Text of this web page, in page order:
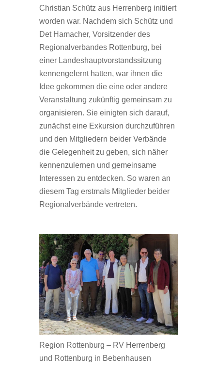
Christian Schütz aus Herrenberg initiiert
worden war. Nachdem sich Schütz und
Det Hamacher, Vorsitzender des
Regionalverbandes Rottenburg, bei
einer Landeshauptvorstandssitzung
kennengelernt hatten, war ihnen die
Idee gekommen die eine oder andere
Veranstaltung zukünftig gemeinsam zu
organisieren. Sie einigten sich darauf,
zunächst eine Exkursion durchzuführen
und den Mitgliedern beider Verbände
die Gelegenheit zu geben, sich näher
kennenzulernen und gemeinsame
Interessen zu entdecken. So waren an
diesem Tag erstmals Mitglieder beider
Regionalverbände vertreten.
Region Rottenburg – RV Herrenberg
und Rottenburg in Bebenhausen